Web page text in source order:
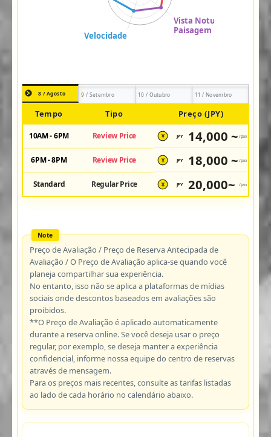
8 / Agosto 9 / Setembro 10 / Outubro 11 / Novembro
Tempo Tipo Preço (JPY)
10AM - 6PM Review Price ¥ JPY 14,000 ~ /pax
6PM - 8PM Review Price ¥ JPY 18,000 ~ /pax
Standard Regular Price ¥ JPY 20,000~ /pax
Preço de Avaliação / Preço de Reserva Antecipada de
Avaliação / O Preço de Avaliação aplica-se quando você
planeja compartilhar sua experiência.
No entanto, isso não se aplica a plataformas de mídias
sociais onde descontos baseados em avaliações são
proibidos.
**O Preço de Avaliação é aplicado automaticamente
durante a reserva online. Se você deseja usar o preço
regular, por exemplo, se deseja manter a experiência
confidencial, informe nossa equipe do centro de reservas
através de mensagem.
Para os preços mais recentes, consulte as tarifas listadas
ao lado de cada horário no calendário abaixo.